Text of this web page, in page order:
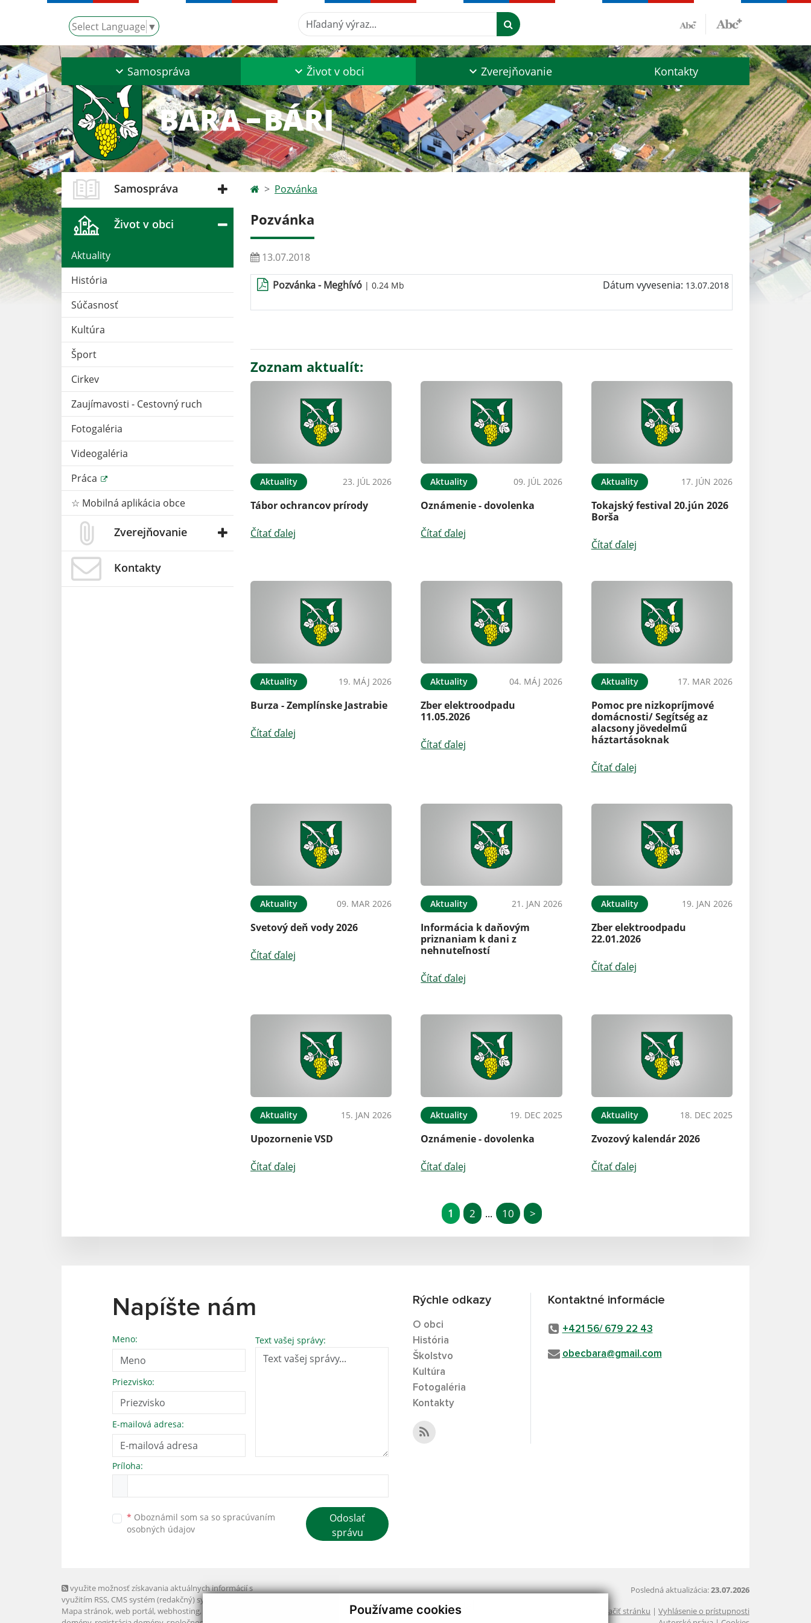
Používame cookies
Select Language ▼
Hľadaný výraz...
Samospráva Život v obci Zverejňovanie Kontakty
Samospráva
Život v obci
Aktuality
História
Súčasnosť
Kultúra
Šport
Cirkev
Zaujímavosti - Cestovný ruch
Fotogaléria
Videogaléria
Práca
☆ Mobilná aplikácia obce
Zverejňovanie
Kontakty
Pozvánka
Pozvánka
13.07.2018
Pozvánka - Meghívó | 0.24 Mb Dátum vyvesenia: 13.07.2018
Zoznam aktualít:
Aktuality 23. JÚL 2026
Tábor ochrancov prírody
Čítať ďalej
Aktuality 09. JÚL 2026
Oznámenie - dovolenka
Čítať ďalej
Aktuality 17. JÚN 2026
Tokajský festival 20.jún 2026
Borša
Čítať ďalej
Aktuality 19. MÁJ 2026
Burza - Zemplínske Jastrabie
Čítať ďalej
Aktuality 04. MÁJ 2026
Zber elektroodpadu
11.05.2026
Čítať ďalej
Aktuality 17. MAR 2026
Pomoc pre nizkopríjmové
domácnosti/ Segítség az
alacsony jövedelmű
háztartásoknak
Čítať ďalej
Aktuality 09. MAR 2026
Svetový deň vody 2026
Čítať ďalej
Aktuality 21. JAN 2026
Informácia k daňovým
priznaniam k dani z
nehnuteľností
Čítať ďalej
Aktuality 19. JAN 2026
Zber elektroodpadu
22.01.2026
Čítať ďalej
Aktuality 15. JAN 2026
Upozornenie VSD
Čítať ďalej
Aktuality 19. DEC 2025
Oznámenie - dovolenka
Čítať ďalej
Aktuality 18. DEC 2025
Zvozový kalendár 2026
Čítať ďalej
1 2 ... 10 >
Napíšte nám
Meno:
Priezvisko:
E-mailová adresa:
Text vašej správy:
Príloha:
* Oboznámil som sa so spracúvaním
osobných údajov
Odoslať
správu
Rýchle odkazy
O obci
História
Školstvo
Kultúra
Fotogaléria
Kontakty
Kontaktné informácie
+421 56/ 679 22 43
obecbara@gmail.com
využite možnosť získavania aktuálnych informácií s
využitím RSS, CMS systém (redakčný) systém ECHELON 2,
Mapa stránok, web portál, webhosting,
Posledná aktualizácia:23.07.2026
Vytlačiť stránku | Vyhlásenie o prístupnosti
webdesign|